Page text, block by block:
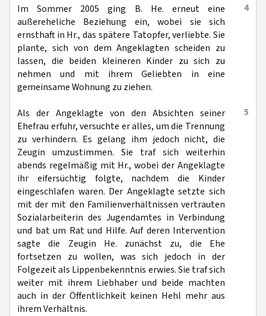
4
Im Sommer 2005 ging B. He. erneut eine
außereheliche Beziehung ein, wobei sie sich
ernsthaft in Hr., das spätere Tatopfer, verliebte. Sie
plante, sich von dem Angeklagten scheiden zu
lassen, die beiden kleineren Kinder zu sich zu
nehmen und mit ihrem Geliebten in eine
gemeinsame Wohnung zu ziehen.
5
Als der Angeklagte von den Absichten seiner
Ehefrau erfuhr, versuchte er alles, um die Trennung
zu verhindern. Es gelang ihm jedoch nicht, die
Zeugin umzustimmen. Sie traf sich weiterhin
abends regelmäßig mit Hr., wobei der Angeklagte
ihr eifersüchtig folgte, nachdem die Kinder
eingeschlafen waren. Der Angeklagte setzte sich
mit der mit den Familienverhältnissen vertrauten
Sozialarbeiterin des Jugendamtes in Verbindung
und bat um Rat und Hilfe. Auf deren Intervention
sagte die Zeugin He. zunächst zu, die Ehe
fortsetzen zu wollen, was sich jedoch in der
Folgezeit als Lippenbekenntnis erwies. Sie traf sich
weiter mit ihrem Liebhaber und beide machten
auch in der Öffentlichkeit keinen Hehl mehr aus
ihrem Verhältnis.